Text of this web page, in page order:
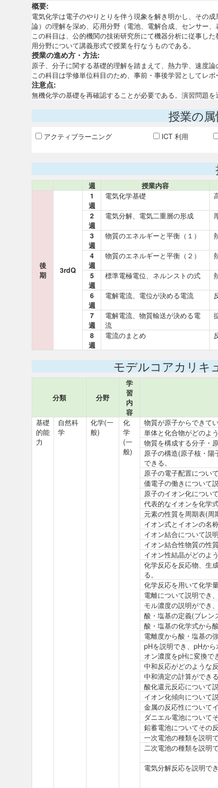
概要:
電気化学は電子のやりとりを伴う現象を解き明かし、その
論）の理解を深め、応用分野（電池、電解合成、センサー
この科目は、公的機関の技術研究所にて機器分析に従事し
用分野について講義形式で授業を行なうものである。
授業の進め方・方法:
原子、分子に関する基礎的理解を踏まえて、熱力学、速度
この科目は学修単位科目のため、事前・事後学習としてレ
注意点:
無機化学の基礎を再確認することが必要である。演習問題
授業の
アクティブラーニング ICT 利用
週 授業内容
後
期
3rdQ
1
週
電気化学基礎
2
週
電気分解、電気二重層の形成
3
週
物質のエネルギーと平衡（１）
4
週
物質のエネルギーと平衡（２）
5
週
標準電極電位、ネルンストの式
6
週
電解電流、電位が決める電流
7
週
電解電流、物質輸送が決める電
流
8
週
電流のまとめ
モデルコアカリキ
分類 分野
学
習
内
容
基礎
的能
力
自然科
学
化学(一
般)
化
学
(一
般)
物質が原子からできて
単体と化合物がどのよ
物質を構成する分子・
原子の構造(原子核・
できる。
原子の電子配置につい
価電子の働きについて
原子のイオン化につい
代表的なイオンを化学
元素の性質を周期表(
イオン式とイオンの名
イオン結合について説
イオン結合性物質の性
イオン性結晶がどのよ
化学反応を反応物、生
る。
化学反応を用いて化学
電離について説明でき
モル濃度の説明ができ
酸・塩基の定義(ブレン
酸・塩基の化学式から
電離度から酸・塩基の
pHを説明でき、pHか
オン濃度をpHに変換で
中和反応がどのような
中和滴定の計算ができ
酸化還元反応について
イオン化傾向について
金属の反応性について
ダニエル電池について
鉛蓄電池についてその
一次電池の種類を説明
二次電池の種類を説明
電気分解反応を説明で